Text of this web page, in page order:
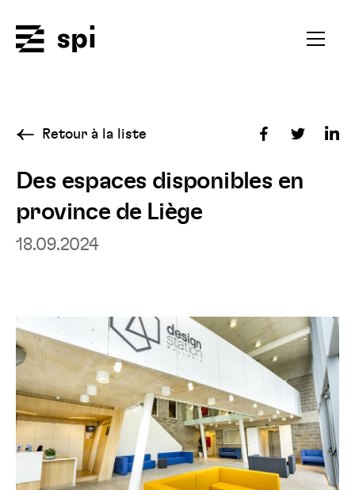
Ouvrir
Retour à la liste
Partager
FacebookTwitter
Des espaces disponibles en
province de Liège
18.09.2024